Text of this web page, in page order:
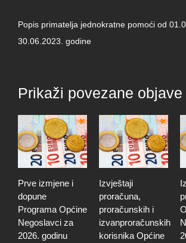
Popis primatelja jednokratne pomoći od
30.06.2023. godine
Prikaži povezane objave
Prve izmjene i
dopune
Programa Općine
Negoslavci za
2026. godinu
Izvještaji
proračuna,
proračunskih i
izvanproračunskih
korisnika Općine